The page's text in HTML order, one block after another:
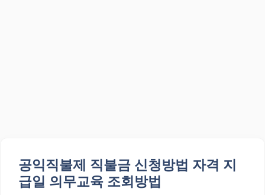
공익직불제 직불금 신청방법 자격 지
급일 의무교육 조회방법